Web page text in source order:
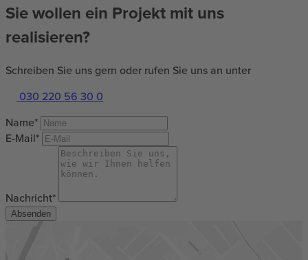
Sie wollen ein Projekt mit uns
realisieren?
Schreiben Sie uns gern oder rufen Sie uns an unter
030 220 56 30 0
Name*
E-Mail*
Nachricht*
Absenden